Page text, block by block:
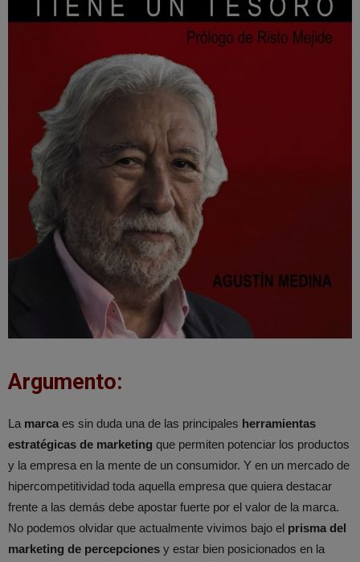
Argumento:
La marcaes sin duda una de las principales herramientas
estratégicas de marketing que permiten potenciar los productos
y la empresa en la mente de un consumidor. Y en un mercado de
hipercompetitividad toda aquella empresa que quiera destacar
frente a las demás debe apostar fuerte por el valor de la marca.
No podemos olvidar que actualmente vivimos bajo el prisma del
marketing de percepciones y estar bien posicionados en la